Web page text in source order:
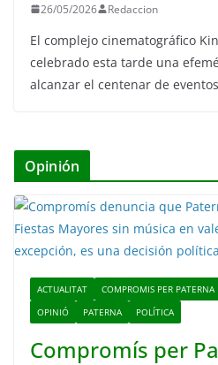
26/05/2026 Redaccion
El complejo cinematográfico
celebrado esta tarde una
alcanzar el centenar de
Opinión
ACTUALITAT COMPROMIS PER PATERNA
OPINIÓ
PATERNA POLÍTICA
Compromís per